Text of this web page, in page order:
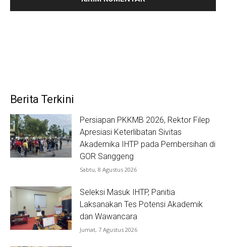
Berita Terkini
Persiapan PKKMB 2026, Rektor Filep
Apresiasi Keterlibatan Sivitas
Akademika IHTP pada Pembersihan di
GOR Sanggeng
Sabtu, 8 Agustus 2026
Seleksi Masuk IHTP, Panitia
Laksanakan Tes Potensi Akademik
dan Wawancara
Jumat, 7 Agustus 2026